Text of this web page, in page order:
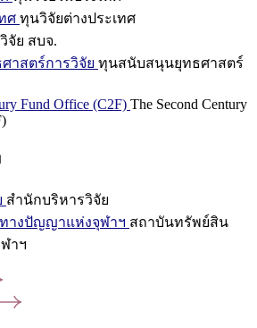
ศ ทุนวิจัยต่างประเทศ
จัย สบจ.
าสตร์การวิจัย ทุนสนับสนุนยุทธศาสตร์
Fund Office (C2F) The Second Century
สำนักบริหารวิจัย
างปัญญาแห่งจุฬาฯ สถาบันทรัพย์สิน
าฯ